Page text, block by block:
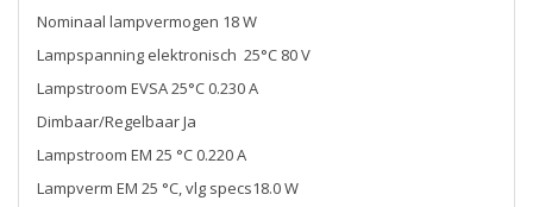
Nominaal lampvermogen 18 W
Lampspanning elektronisch 25°C 80 V
Lampstroom EVSA 25°C 0.230 A
Dimbaar/Regelbaar Ja
Lampstroom EM 25 °C 0.220 A
Lampverm EM 25 °C, vlg specs18.0 W